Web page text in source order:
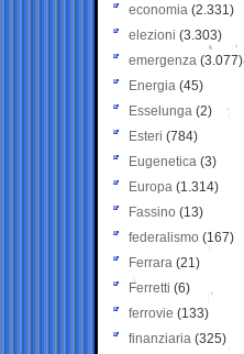
economia (2.331)
elezioni (3.303)
emergenza (3.077)
Energia (45)
Esselunga (2)
Esteri (784)
Eugenetica (3)
Europa (1.314)
Fassino (13)
federalismo (167)
Ferrara (21)
Ferretti (6)
ferrovie (133)
finanziaria (325)